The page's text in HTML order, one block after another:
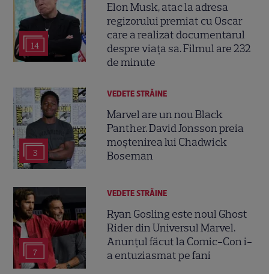
14
Elon Musk, atac la adresa
regizorului premiat cu Oscar
care a realizat documentarul
despre viața sa. Filmul are 232
de minute
3
VEDETE STRĂINE
Marvel are un nou Black
Panther. David Jonsson preia
moștenirea lui Chadwick
Boseman
7
VEDETE STRĂINE
Ryan Gosling este noul Ghost
Rider din Universul Marvel.
Anunțul făcut la Comic-Con i-
a entuziasmat pe fani